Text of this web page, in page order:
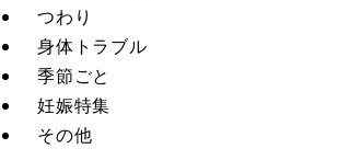
つわり
身体トラブル
季節ごと
妊娠特集
その他